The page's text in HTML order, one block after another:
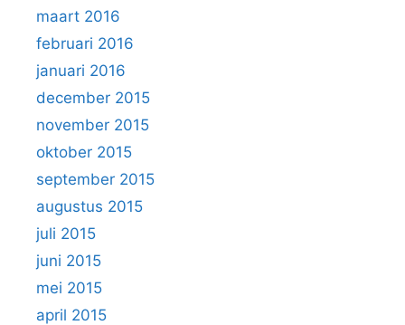
maart 2016
februari 2016
januari 2016
december 2015
november 2015
oktober 2015
september 2015
augustus 2015
juli 2015
juni 2015
mei 2015
april 2015